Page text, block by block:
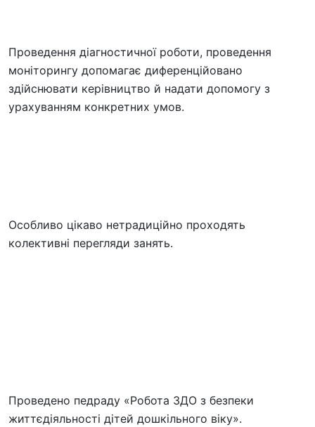
Проведення діагностичної роботи, проведення
моніторингу допомагає диференційовано
здійснювати керівництво й надати допомогу з
урахуванням конкретних умов.
Особливо цікаво нетрадиційно проходять
колективні перегляди занять.
Проведено педраду «Робота ЗДО з безпеки
життєдіяльності дітей дошкільного віку».